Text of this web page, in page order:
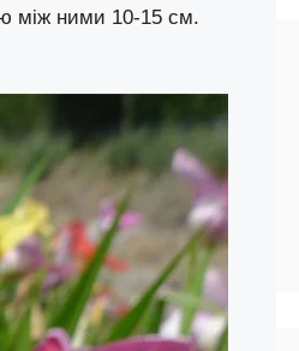
між ними 10-15 см.